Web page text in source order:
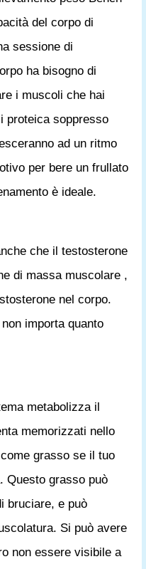
del corpo di
sessione di
ha bisogno di
i muscoli che hai
proteica soppresso
ad un ritmo
per bere un frullato
è ideale.
che il testosterone
di massa muscolare ,
nel corpo.
importa quanto
metabolizza il
memorizzati nello
grasso se il tuo
Questo grasso può
bruciare, e può
Si può avere
non essere visibile a